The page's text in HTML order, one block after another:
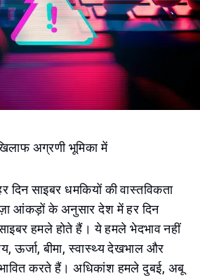
अग्रणी भूमिका में
दिन साइबर धमकियों की वास्तविकता
आंकड़ों के अनुसार देश में हर दिन
हमले होते हैं। ये हमले भेदभाव नहीं
ऊर्जा, बीमा, स्वास्थ्य देखभाल और
करते हैं। अधिकांश हमले दुबई, अबू